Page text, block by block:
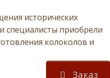
исторических
специалисты приобрели
колоколов и
Заказ